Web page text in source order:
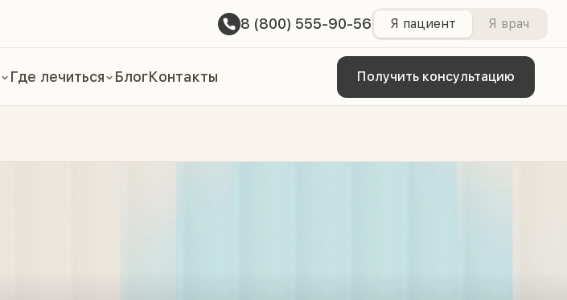
8 (800) 555-90-56 Я пациент Я врач
Где лечиться БлогКонтакты Получить консультацию